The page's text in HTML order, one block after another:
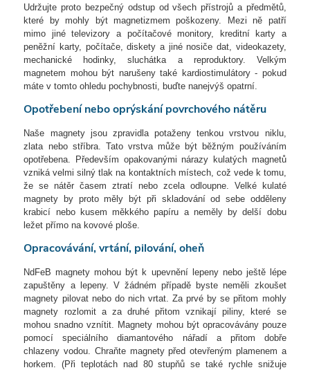
Udržujte proto bezpečný odstup od všech přístrojů a předmětů,
které by mohly být magnetizmem poškozeny. Mezi ně patří
mimo jiné televizory a počítačové monitory, kreditní karty a
peněžní karty, počítače, diskety a jiné nosiče dat, videokazety,
mechanické hodinky, sluchátka a reproduktory. Velkým
magnetem mohou být narušeny také kardiostimulátory - pokud
máte v tomto ohledu pochybnosti, buďte nanejvýš opatrní.
Opotřebení nebo oprýskání povrchového nátěru
Naše magnety jsou zpravidla potaženy tenkou vrstvou niklu,
zlata nebo stříbra. Tato vrstva může být běžným používáním
opotřebena. Především opakovanými nárazy kulatých magnetů
vzniká velmi silný tlak na kontaktních místech, což vede k tomu,
že se nátěr časem ztratí nebo zcela odloupne. Velké kulaté
magnety by proto měly být při skladování od sebe odděleny
krabicí nebo kusem měkkého papíru a neměly by delší dobu
ležet přímo na kovové ploše.
Opracovávání, vrtání, pilování, oheň
NdFeB magnety mohou být k upevnění lepeny nebo ještě lépe
zapuštěny a lepeny. V žádném případě byste neměli zkoušet
magnety pilovat nebo do nich vrtat. Za prvé by se přitom mohly
magnety rozlomit a za druhé přitom vznikají piliny, které se
mohou snadno vznítit. Magnety mohou být opracovávány pouze
pomocí speciálního diamantového nářadí a přitom dobře
chlazeny vodou. Chraňte magnety před otevřeným plamenem a
horkem. (Při teplotách nad 80 stupňů se také rychle snižuje